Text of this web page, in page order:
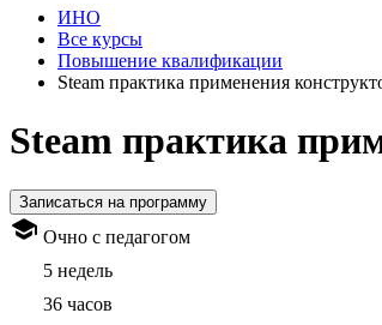
ИНО
Все курсы
Повышение квалификации
Steam практика применения
Steam практика
Записаться на программу
Очно с педагогом
5 недель
36 часов